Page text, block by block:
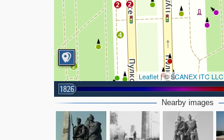
2 2
4
2
Leaflet | ©SCANEX ITC LLC
1826
Nearby images